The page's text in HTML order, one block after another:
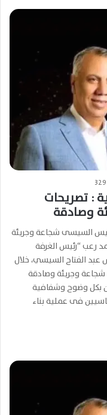
329
: تصريحات
وصادقة
السيسى شجاعة وجريئة
رعب “رئيس الغرفة
عبد الفتاح السيسي، خلال
شجاعة وجريئة وصادقة
بكل وضوح وشفافية
فى عملية بناء